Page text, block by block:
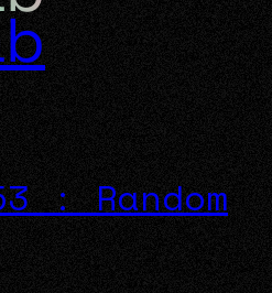
: Random